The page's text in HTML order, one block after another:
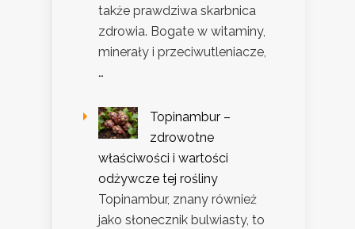
także prawdziwa skarbnica
zdrowia. Bogate w witaminy,
minerały i przeciwutleniacze,
…
Topinambur –
zdrowotne
właściwości i wartości
odżywcze tej rośliny
Topinambur, znany również
jako słonecznik bulwiasty, to